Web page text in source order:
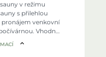
v režimu
s přilehlou
venkovní
Vhodné
osob.